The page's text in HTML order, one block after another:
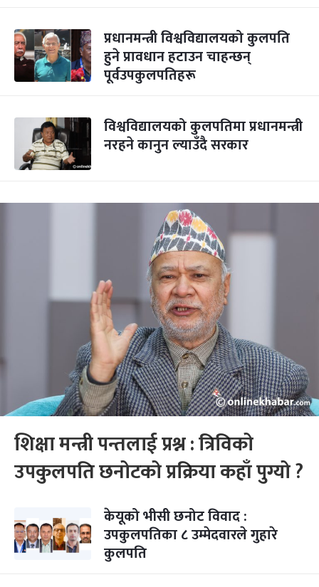
प्रधानमन्त्री विश्वविद्यालयको कुलपति
हुने प्रावधान हटाउन चाहन्छन्
पूर्वउपकुलपतिहरू
विश्वविद्यालयको कुलपतिमा प्रधानमन्त्री
नरहने कानुन ल्याउँदै सरकार
शिक्षा मन्त्री पन्तलाई प्रश्न : त्रिविको
उपकुलपति छनोटको प्रक्रिया कहाँ पुग्यो ?
केयूको भीसी छनोट विवाद :
उपकुलपतिका ८ उम्मेदवारले गुहारे
कुलपति